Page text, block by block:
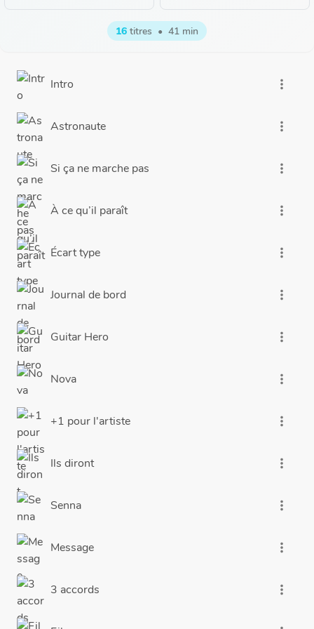
16 titres • 41 min
Intro more_vert
Astronaute more_vert
Si ça ne marche pas more_vert
À ce qu’il paraît more_vert
Écart type more_vert
Journal de bord more_vert
Guitar Hero more_vert
Nova more_vert
+1 pour l'artiste more_vert
Ils diront more_vert
Senna more_vert
Message more_vert
3 accords more_vert